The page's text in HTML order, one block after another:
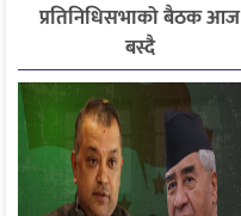
प्रतिनिधिसभाको बैठक आज
बस्दै